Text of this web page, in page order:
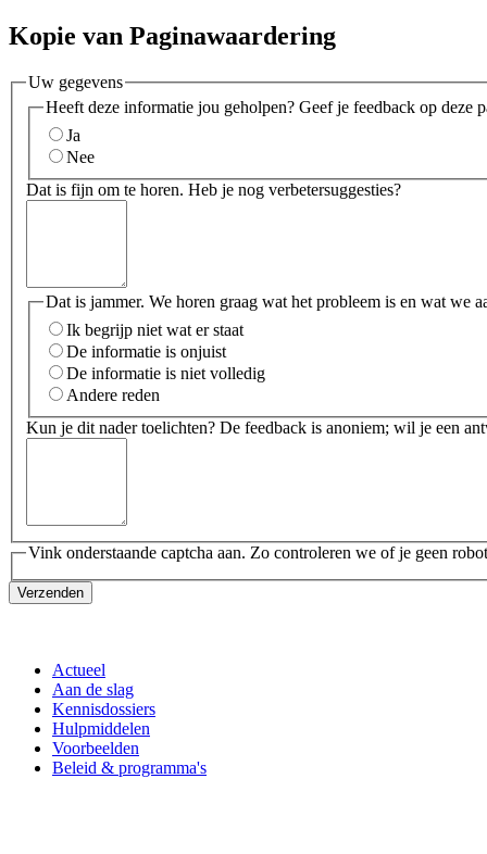
Kopie van Paginawaardering
Uw gegevens
Heeft deze informatie jou geholpen? Geef je feedback op deze
Ja
Nee
Dat is fijn om te horen. Heb je nog verbetersuggesties?
Dat is jammer. We horen graag wat het probleem is en wat we
Ik begrijp niet wat er staat
De informatie is onjuist
De informatie is niet volledig
Andere reden
Kun je dit nader toelichten? De feedback is anoniem; wil je een
Vink onderstaande captcha aan. Zo controleren we of je geen
Verzenden
Actueel
Aan de slag
Kennisdossiers
Hulpmiddelen
Voorbeelden
Beleid & programma's